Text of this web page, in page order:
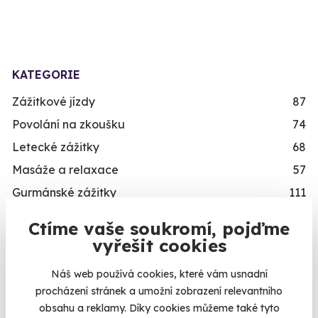
Ctíme vaše soukromí, pojďme
vyřešit cookies
Náš web používá cookies, které vám usnadní
procházení stránek a umožní zobrazení relevantního
obsahu a reklamy. Díky cookies můžeme také tyto
Kalendář volných
termínů
Termíny pro zvolenou variantu:
KATEGORIE
Zážitkové jízdy
87
Povolání na zkoušku
74
Letecké zážitky
68
Masáže a relaxace
57
Gurmánské zážitky
111
Zážitkové pobyty
126
Zážitky se zvířaty
Únikové hry